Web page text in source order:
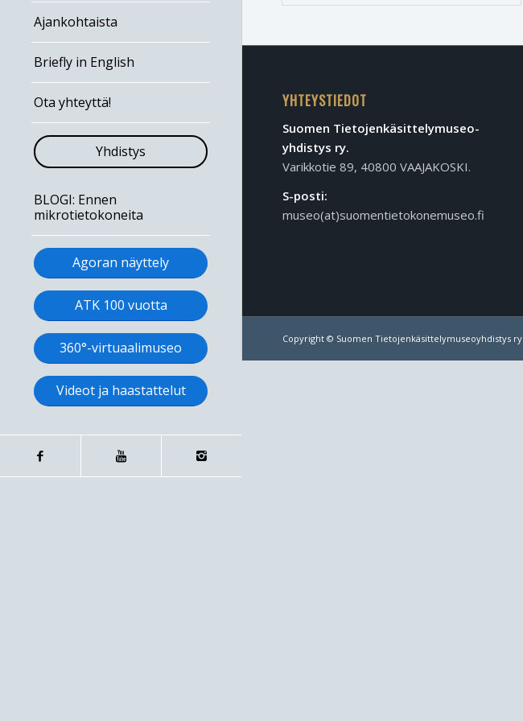
Ajankohtaista
Briefly in English
Ota yhteyttä!
Yhdistys
BLOGI: Ennen
mikrotietokoneita
Agoran näyttely
ATK 100 vuotta
360°-virtuaalimuseo
Videot ja haastattelut
YHTEYSTIEDOT
Suomen Tietojen­käsittely­museo­
yhdistys ry.
Varikkotie 89, 40800 VAAJAKOSKI.
S-posti:
museo(at)suomentietokonemuseo.fi
Copyright © Suomen Tietojenkäsittelymuseoyhdistys ry